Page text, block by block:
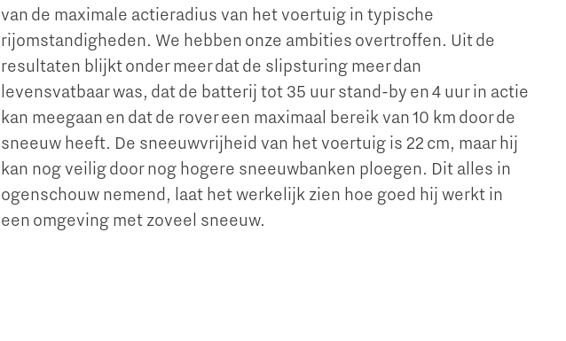
van de maximale actieradius van het voertuig in typische
rijomstandigheden. We hebben onze ambities overtroffen. Uit de
resultaten blijkt onder meer dat de slipsturing meer dan
levensvatbaar was, dat de batterij tot 35 uur stand-by en 4 uur in actie
kan meegaan en dat de rover een maximaal bereik van 10 km door de
sneeuw heeft. De sneeuwvrijheid van het voertuig is 22 cm, maar hij
kan nog veilig door nog hogere sneeuwbanken ploegen. Dit alles in
ogenschouw nemend, laat het werkelijk zien hoe goed hij werkt in
een omgeving met zoveel sneeuw.